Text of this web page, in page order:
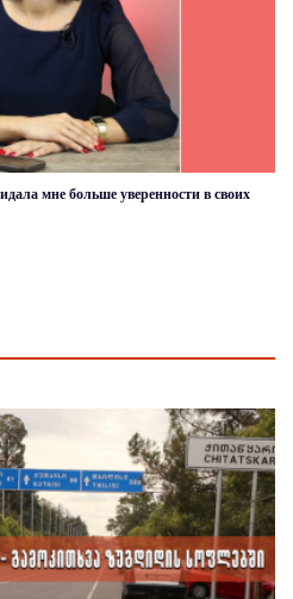
мне больше уверенности в своих